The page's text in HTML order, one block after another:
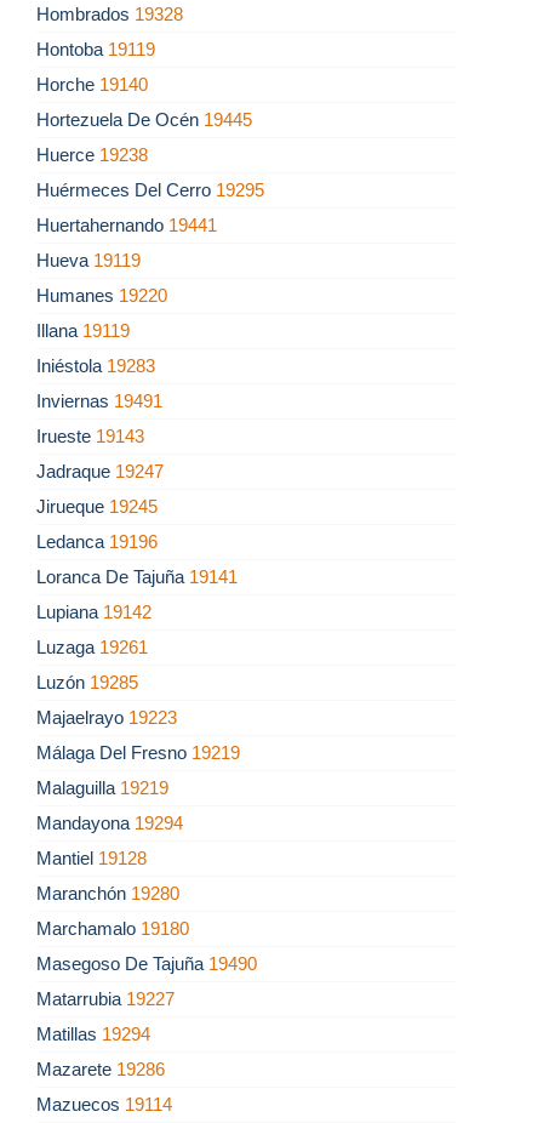
Hombrados 19328
Hontoba 19119
Horche 19140
Hortezuela De Océn 19445
Huerce 19238
Huérmeces Del Cerro 19295
Huertahernando 19441
Hueva 19119
Humanes 19220
Illana 19119
Iniéstola 19283
Inviernas 19491
Irueste 19143
Jadraque 19247
Jirueque 19245
Ledanca 19196
Loranca De Tajuña 19141
Lupiana 19142
Luzaga 19261
Luzón 19285
Majaelrayo 19223
Málaga Del Fresno 19219
Malaguilla 19219
Mandayona 19294
Mantiel 19128
Maranchón 19280
Marchamalo 19180
Masegoso De Tajuña 19490
Matarrubia 19227
Matillas 19294
Mazarete 19286
Mazuecos 19114